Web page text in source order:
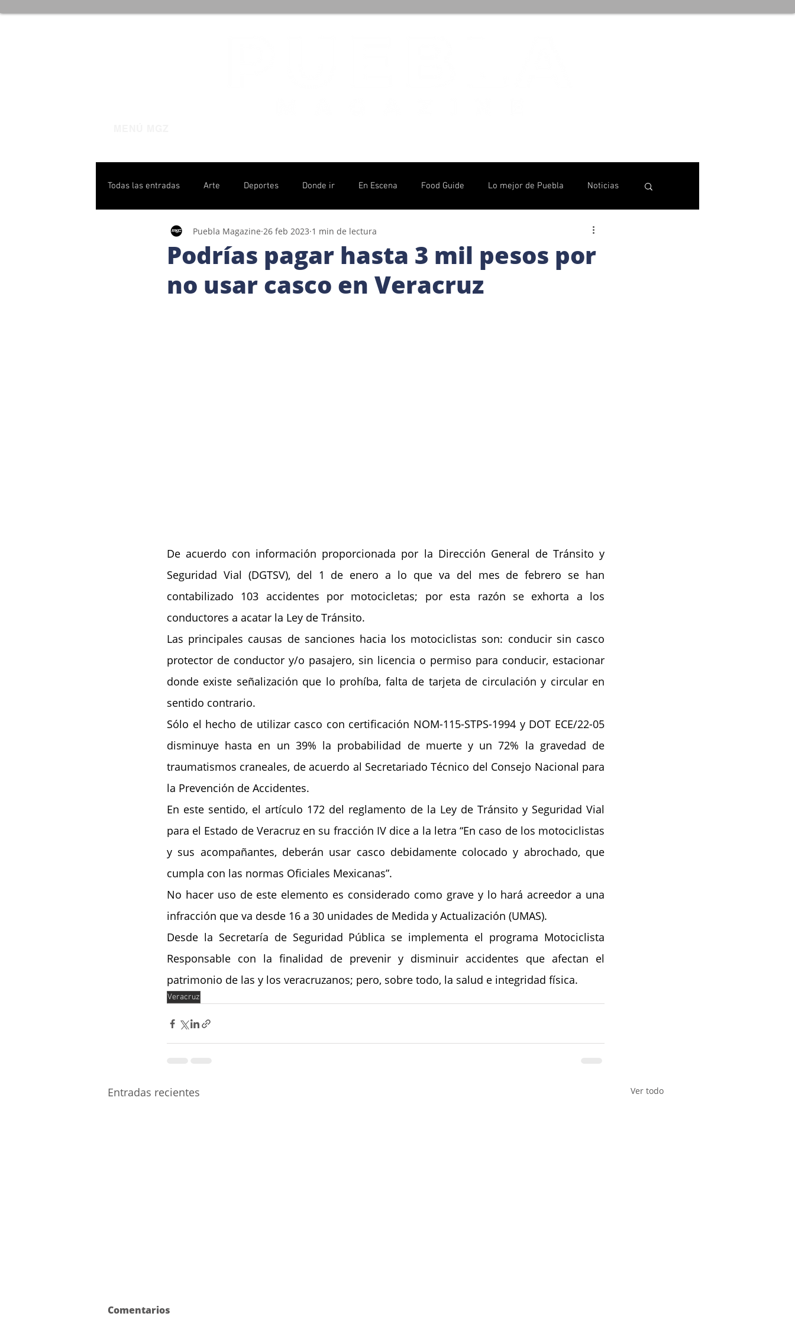
Todas las entradas Arte Deportes Donde ir En Escena Food Guide Lo mejor de Puebla Noticias
Poblanas destacadas Pulso Político
Podrías pagar hasta 3 mil pesos por
no usar casco en Veracruz
Puebla Magazine 26 feb 2023 1 min de lectura
De acuerdo con información proporcionada por la Dirección General de Tránsito y
Seguridad Vial (DGTSV), del 1 de enero a lo que va del mes de febrero se han
contabilizado 103 accidentes por motocicletas; por esta razón se exhorta a los
conductores a acatar la Ley de Tránsito.
Las principales causas de sanciones hacia los motociclistas son: conducir sin casco
protector de conductor y/o pasajero, sin licencia o permiso para conducir, estacionar
donde existe señalización que lo prohíba, falta de tarjeta de circulación y circular en
sentido contrario.
Sólo el hecho de utilizar casco con certificación NOM-115-STPS-1994 y DOT ECE/22-05
disminuye hasta en un 39% la probabilidad de muerte y un 72% la gravedad de
traumatismos craneales, de acuerdo al Secretariado Técnico del Consejo Nacional para
la Prevención de Accidentes.
En este sentido, el artículo 172 del reglamento de la Ley de Tránsito y Seguridad Vial
para el Estado de Veracruz en su fracción IV dice a la letra “En caso de los motociclistas
y sus acompañantes, deberán usar casco debidamente colocado y abrochado, que
cumpla con las normas Oficiales Mexicanas”.
No hacer uso de este elemento es considerado como grave y lo hará acreedor a una
infracción que va desde 16 a 30 unidades de Medida y Actualización (UMAS).
Desde la Secretaría de Seguridad Pública se implementa el programa Motociclista
Responsable con la finalidad de prevenir y disminuir accidentes que afectan el
patrimonio de las y los veracruzanos; pero, sobre todo, la salud e integridad física.
Veracruz
Entradas recientes Ver todo
Comentarios